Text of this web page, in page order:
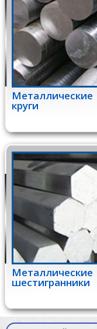
Металлические
круги
Металлические
шестигранники